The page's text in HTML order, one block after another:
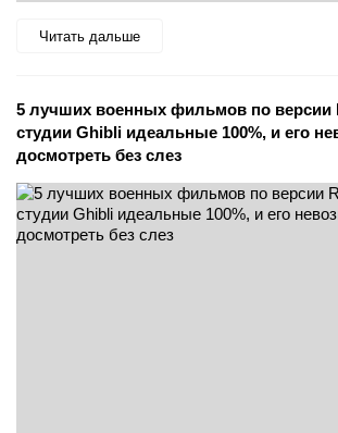
Читать дальше
5 лучших военных фильмов по версии
студии Ghibli идеальные 100%, и его
досмотреть без слез